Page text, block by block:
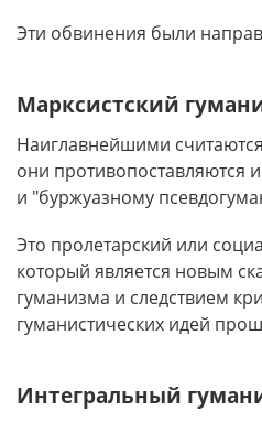
Эти обвинения были
Марксистский
Наиглавнейшими
они противопоставляются
и "буржуазному
Это пролетарский или
который является новым
гуманизма и следствием
гуманистических идей
Интегральный